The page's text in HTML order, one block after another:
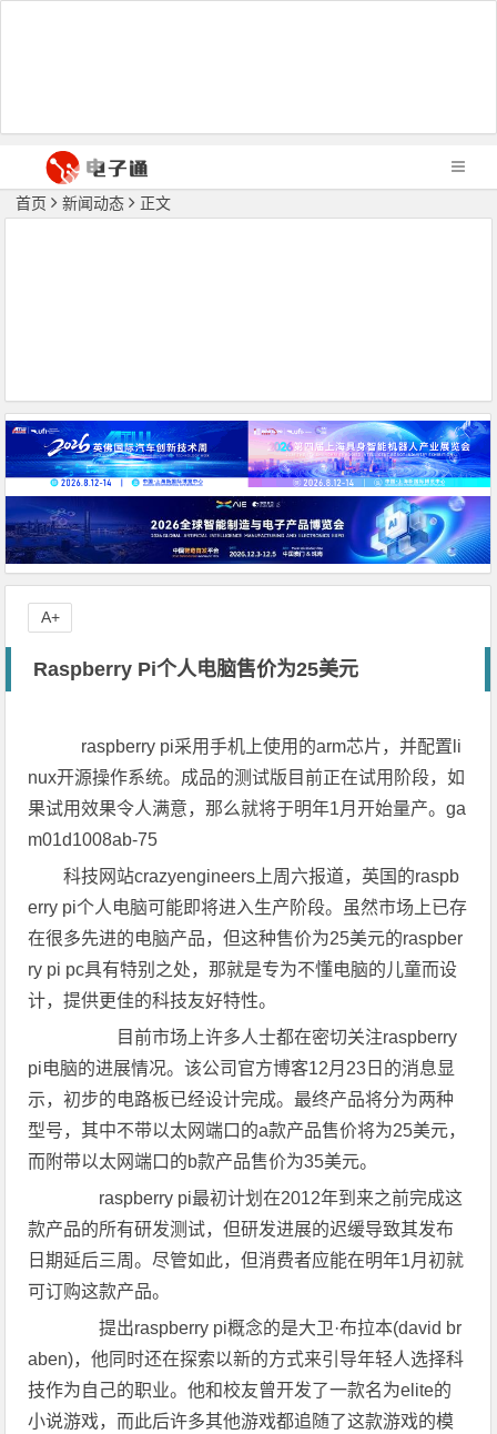
首页 新闻动态 正文
Raspberry Pi个人电脑售价为25美元
raspberry pi采用手机上使用的arm芯片，并配置li
nux开源操作系统。成品的测试版目前正在试用阶段，如
果试用效果令人满意，那么就将于明年1月开始量产。ga
m01d1008ab-75
科技网站crazyengineers上周六报道，英国的raspb
erry pi个人电脑可能即将进入生产阶段。虽然市场上已存
在很多先进的电脑产品，但这种售价为25美元的raspber
ry pi pc具有特别之处，那就是专为不懂电脑的儿童而设
计，提供更佳的科技友好特性。
目前市场上许多人士都在密切关注raspberry
pi电脑的进展情况。该公司官方博客12月23日的消息显
示，初步的电路板已经设计完成。最终产品将分为两种
型号，其中不带以太网端口的a款产品售价将为25美元，
而附带以太网端口的b款产品售价为35美元。
raspberry pi最初计划在2012年到来之前完成这
款产品的所有研发测试，但研发进展的迟缓导致其发布
日期延后三周。尽管如此，但消费者应能在明年1月初就
可订购这款产品。
提出raspberry pi概念的是大卫·布拉本(david br
aben)，他同时还在探索以新的方式来引导年轻人选择科
技作为自己的职业。他和校友曾开发了一款名为elite的
小说游戏，而此后许多其他游戏都追随了这款游戏的模
A+